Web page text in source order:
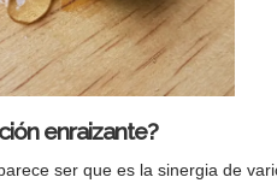
enraizante?
ser que es la sinergia de